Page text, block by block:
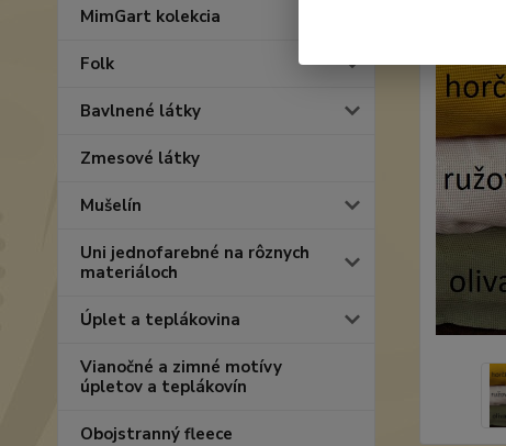
MimGart kolekcia
Folk
Bavlnené látky
Zmesové látky
Mušelín
Uni jednofarebné na rôznych
materiáloch
Úplet a teplákovina
Vianočné a zimné motívy
úpletov a teplákovín
Obojstranný fleece